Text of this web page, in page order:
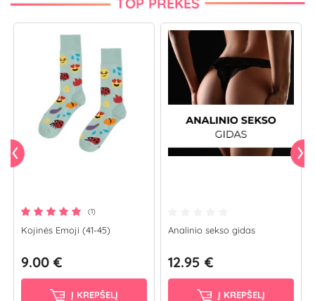
(1)
Kojinės Emoji (41-45)
9.00 €
Į KREPŠELĮ
Analinio sekso gidas
12.95 €
Į KREPŠELĮ